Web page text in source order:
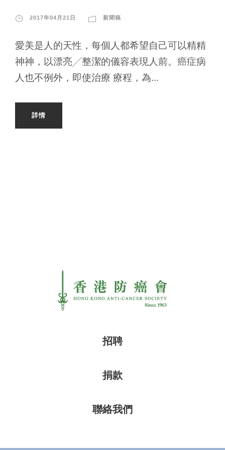
2017年04月21日 新聞稿
愛美是人的天性，每個人都希望自己可以精精
神神，以漂亮╱整潔的儀容表現人前。癌症病
人也不例外，即使治療 療程，為...
詳情
招聘
捐款
聯絡我們